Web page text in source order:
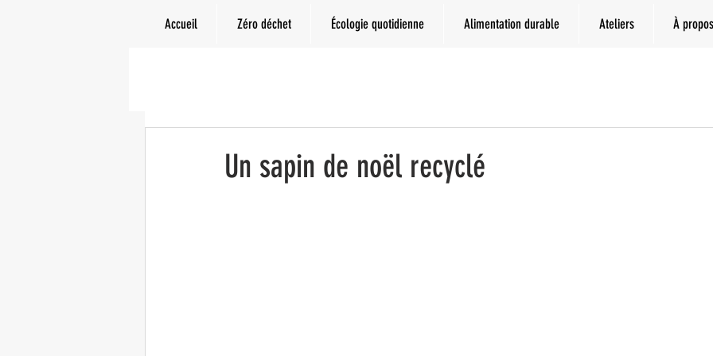
Accueil Zéro déchet Écologie quotidienne Alimentation durable Ateliers À propos
Un sapin de noël recyclé